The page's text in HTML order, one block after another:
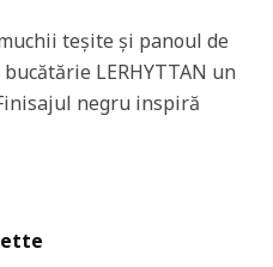
teșite și panoul de
LERHYTTAN un
negru inspiră